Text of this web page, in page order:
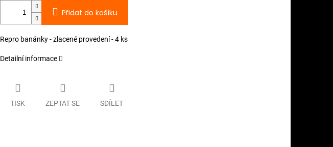
Přidat do košíku
Repro banánky - zlacené provedení - 4 ks
Detailní informace
TISK ZEPTAT SE SDÍLET